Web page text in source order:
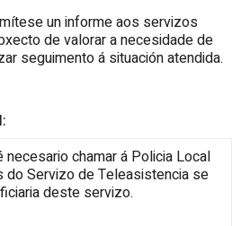
un informe aos servizos
de valorar a necesidade de
seguimento á situación atendida.
:
chamar á Policia Local
do Servizo de Teleasistencia se
deste servizo.